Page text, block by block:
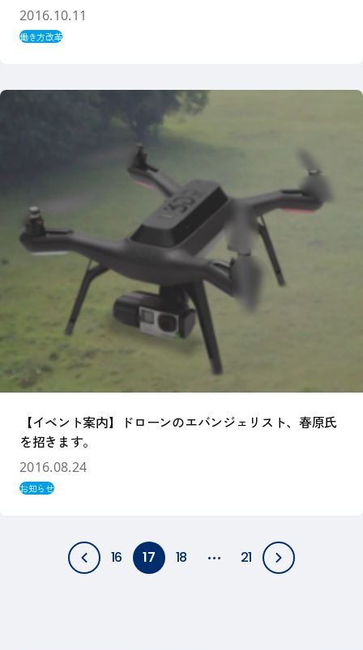
2016.10.11
働き方改革
【イベント案内】ドローンのエバンジェリスト、春原氏
を招きます。
2016.08.24
お知らせ
16 17 18 21